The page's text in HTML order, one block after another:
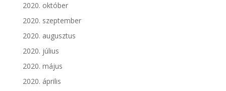
2020. október
2020. szeptember
2020. augusztus
2020. július
2020. május
2020. április